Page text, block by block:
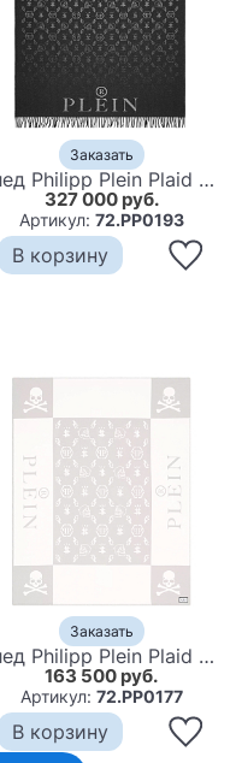
Заказать
Плед Philipp Plein Plaid Cashmere Monogram
327 000 руб.
Артикул: 72.PP0193
В корзину
Заказать
Плед Philipp Plein Plaid Cashmere Skull Grey
163 500 руб.
Артикул: 72.PP0177
В корзину